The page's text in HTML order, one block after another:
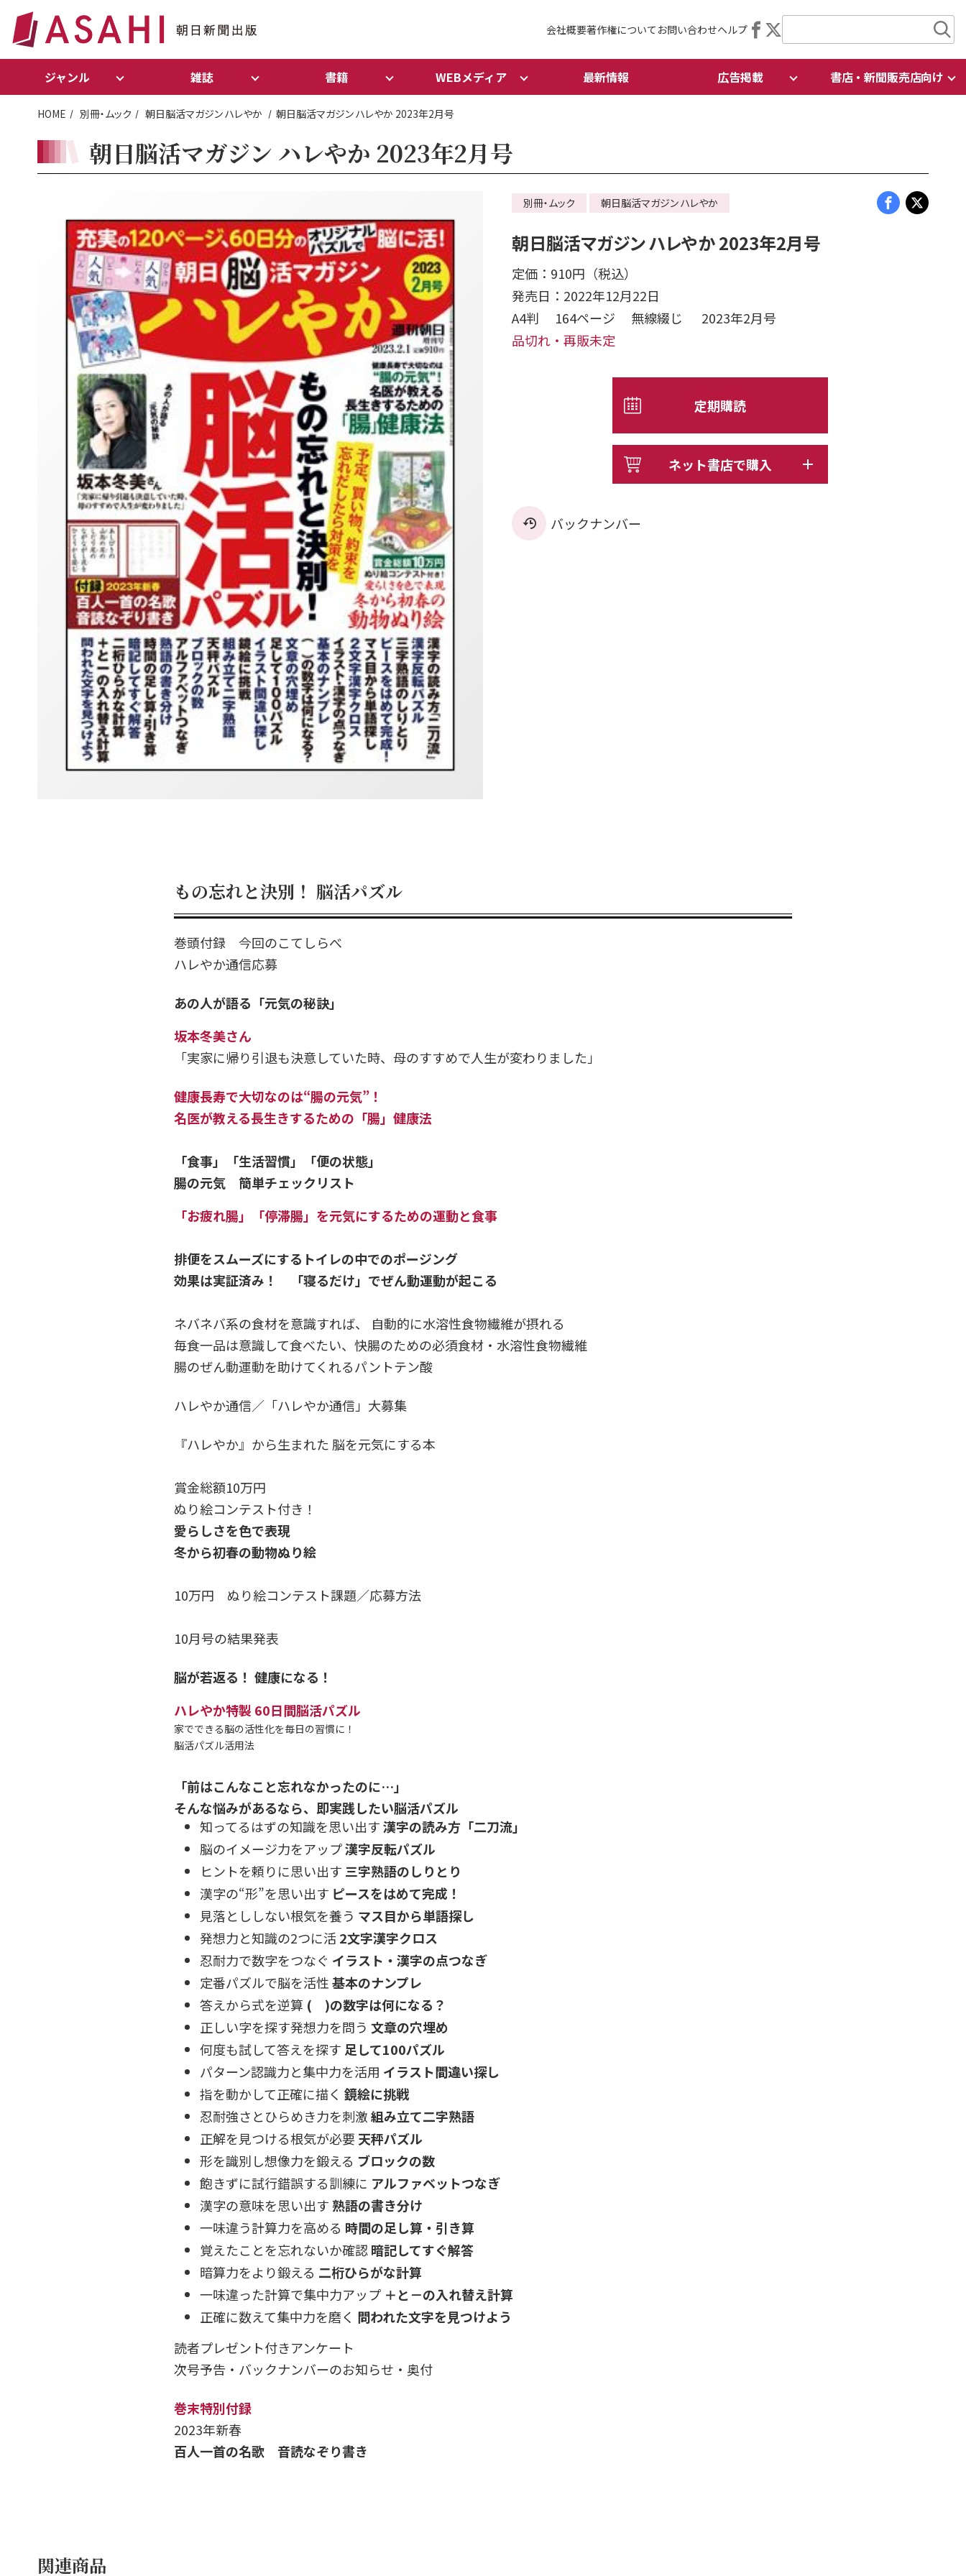
会社概要著作権について お問い合わせヘルプ
ジャンル 雑誌 書籍 WEBメディア 最新情報 広告掲載 書店・新聞販売店向け
HOME 別冊・ムック 朝日脳活マガジン ハレやか 朝日脳活マガジン ハレやか 2023年2月号
朝日脳活マガジン ハレやか 2023年2月号
別冊・ムック 朝日脳活マガジン ハレやか
朝日脳活マガジン ハレやか 2023年2月号
定価：910円（税込）
発売日：2022年12月22日
A4判 164ページ 無線綴じ 2023年2月号
品切れ・再販未定
定期購読
ネット書店で購入
バックナンバー
もの忘れと決別！ 脳活パズル
巻頭付録 今回のこてしらべ
ハレやか通信応募
あの人が語る「元気の秘訣」
坂本冬美さん
「実家に帰り引退も決意していた時、母のすすめで人生が変わりました」
健康長寿で大切なのは“腸の元気”！
名医が教える長生きするための「腸」健康法
「食事」「生活習慣」「便の状態」
腸の元気 簡単チェックリスト
「お疲れ腸」「停滞腸」を元気にするための運動と食事
排便をスムーズにするトイレの中でのポージング
効果は実証済み！ 「寝るだけ」でぜん動運動が起こる
ネバネバ系の食材を意識すれば、 自動的に水溶性食物繊維が摂れる
毎食一品は意識して食べたい、快腸のための必須食材・水溶性食物繊維
腸のぜん動運動を助けてくれるパントテン酸
ハレやか通信／「ハレやか通信」大募集
『ハレやか』から生まれた 脳を元気にする本
賞金総額10万円
ぬり絵コンテスト付き！
愛らしさを色で表現
冬から初春の動物ぬり絵
10万円 ぬり絵コンテスト課題／応募方法
10月号の結果発表
脳が若返る！ 健康になる！
ハレやか特製 60日間脳活パズル
家でできる脳の活性化を毎日の習慣に！
脳活パズル活用法
「前はこんなこと忘れなかったのに…」
そんな悩みがあるなら、即実践したい脳活パズル
知ってるはずの知識を思い出す漢字の読み方「二刀流」
脳のイメージ力をアップ漢字反転パズル
ヒントを頼りに思い出す 三字熟語のしりとり
漢字の“形”を思い出す ピースをはめて完成！
見落とししない根気を養う マス目から単語探し
発想力と知識の2つに活2文字漢字クロス
忍耐力で数字をつなぐ イラスト・漢字の点つなぎ
定番パズルで脳を活性基本のナンプレ
答えから式を逆算 ( )の数字は何になる？
正しい字を探す発想力を問う 文章の穴埋め
何度も試して答えを探す 足して100パズル
パターン認識力と集中力を活用 イラスト間違い探し
指を動かして正確に描く 鏡絵に挑戦
忍耐強さとひらめき力を刺激組み立て二字熟語
正解を見つける根気が必要天秤パズル
形を識別し想像力を鍛える ブロックの数
飽きずに試行錯誤する訓練に アルファベットつなぎ
漢字の意味を思い出す熟語の書き分け
一味違う計算力を高める 時間の足し算・引き算
覚えたことを忘れないか確認暗記してすぐ解答
暗算力をより鍛える 二桁ひらがな計算
一味違った計算で集中力アップ ＋と－の入れ替え計算
正確に数えて集中力を磨く 問われた文字を見つけよう
読者プレゼント付きアンケート
次号予告・バックナンバーのお知らせ・奥付
巻末特別付録
2023年新春
百人一首の名歌 音読なぞり書き
関連商品